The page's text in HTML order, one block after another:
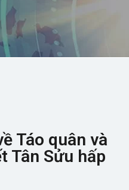
Táo quân và
Tân Sửu hấp